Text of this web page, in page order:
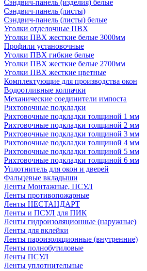
Сэндвич-панель (изделия) белые
Сэндвич-панель (листы)
Сэндвич-панель (листы) белые
Уголки отделочные ПВХ
Уголки ПВХ жесткие белые 3000мм
Профили установочные
Уголки ПВХ гибкие белые
Уголки ПВХ жесткие белые 2700мм
Уголки ПВХ жесткие цветные
Комплектующие для производства окон
Водоотливные колпачки
Механические соединители импоста
Рихтовочные подкладки
Рихтовочные подкладки толщиной 1 мм
Рихтовочные подкладки толщиной 2 мм
Рихтовочные подкладки толщиной 3 мм
Рихтовочные подкладки толщиной 4 мм
Рихтовочные подкладки толщиной 5 мм
Рихтовочные подкладки толщиной 6 мм
Уплотнитель для окон и дверей
Фальцевые вкладыши
Ленты Монтажные, ПСУЛ
Ленты противопожарные
Ленты НЕСТАНДАРТ
Ленты и ПСУЛ для ПИК
Ленты гидроизоляционные (наружные)
Ленты для вклейки
Ленты пароизоляционные (внутренние)
Ленты полнобутиловые
Ленты ПСУЛ
Ленты уплотнительные